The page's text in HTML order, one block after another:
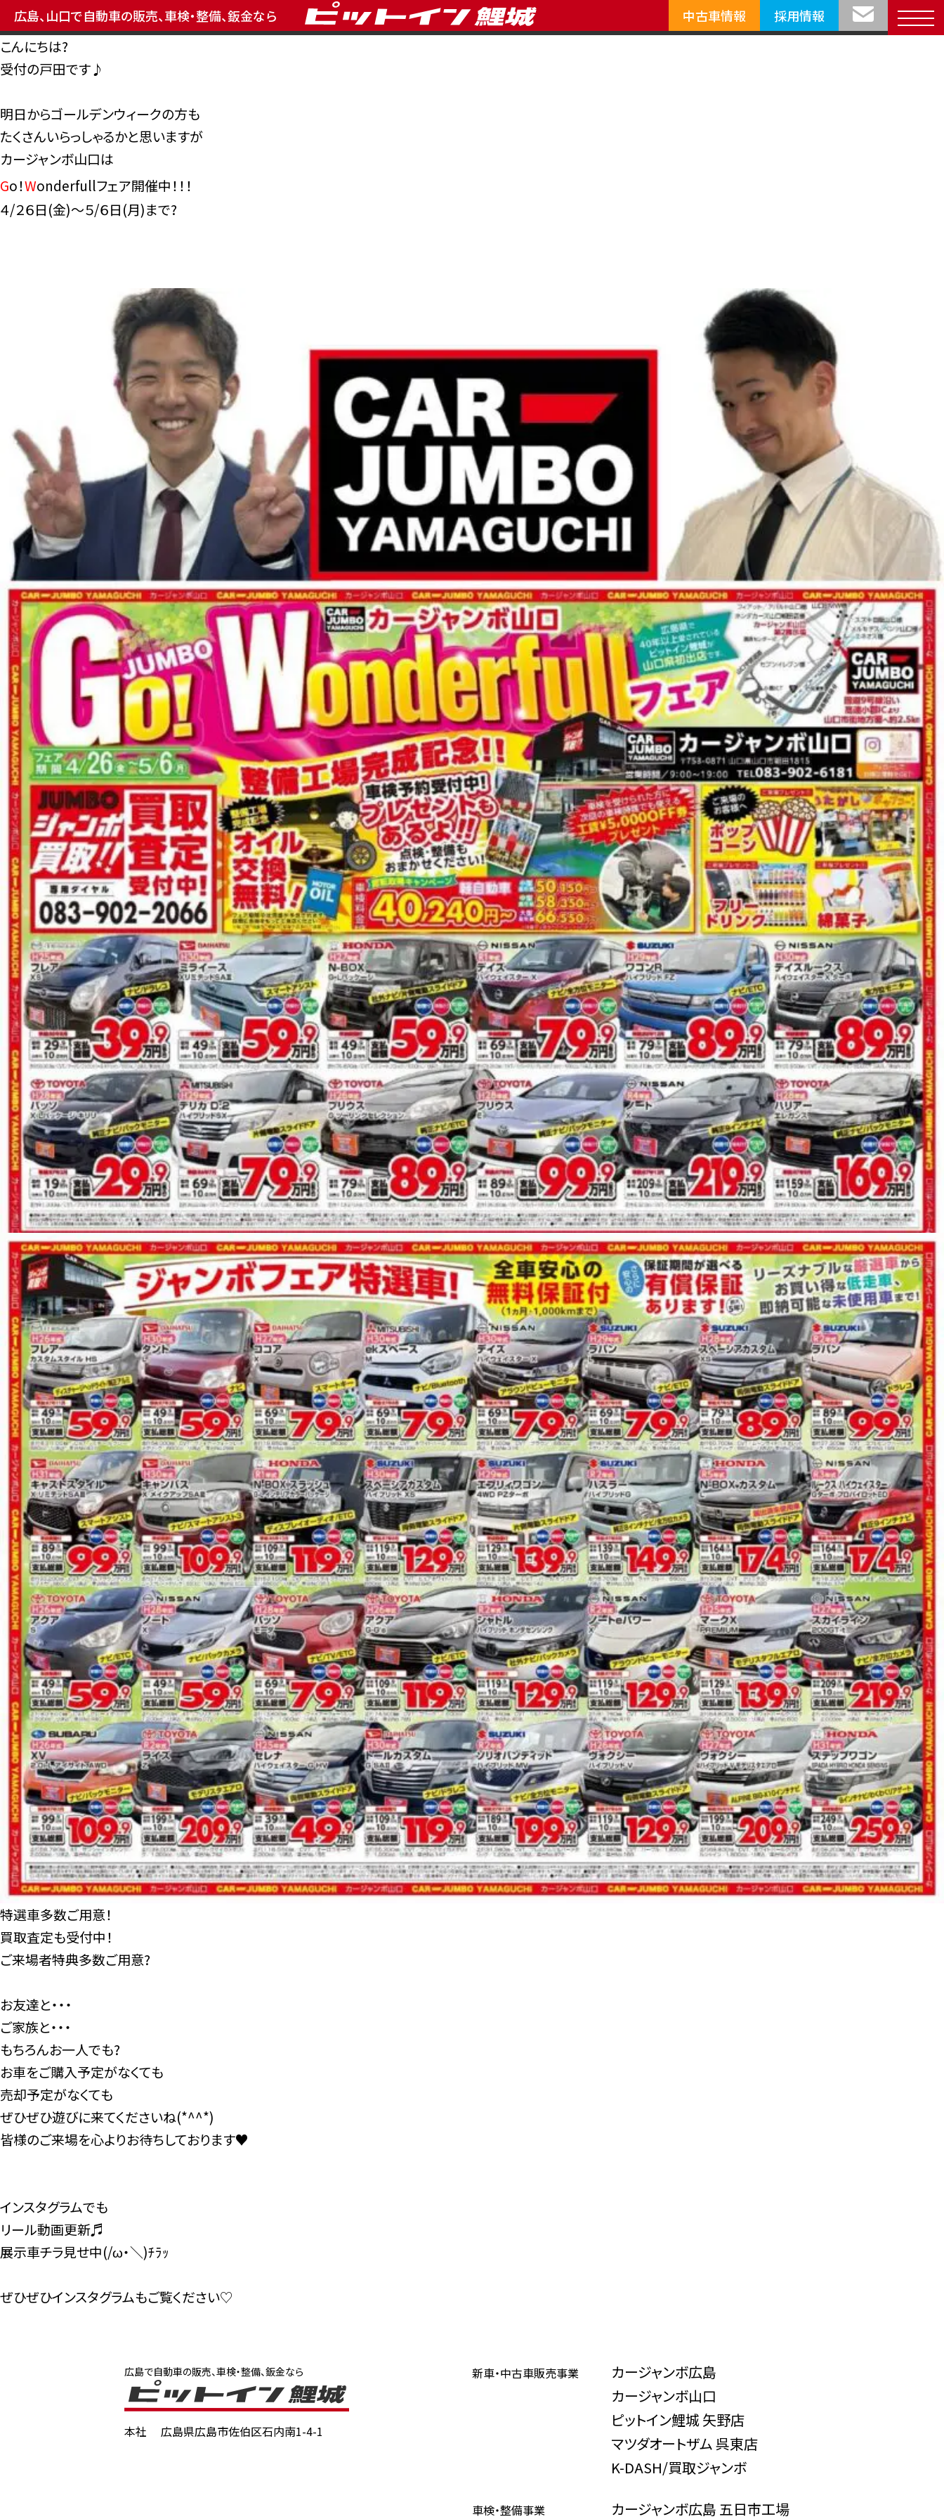
広島、山口で自動車の販売、車検・整備、鈑金なら 中古車情報 採用情報
こんにちは?
受付の戸田です♪
明日からゴールデンウィークの方も
たくさんいらっしゃるかと思いますが
カージャンボ山口は
Go！Wonderfullフェア開催中！！！
４/２６日(金)～５/６日(月)まで?
特選車多数ご用意！
買取査定も受付中！
ご来場者特典多数ご用意?
お友達と・・・
ご家族と・・・
もちろんお一人でも?
お車をご購入予定がなくても
売却予定がなくても
ぜひぜひ遊びに来てくださいね(*^^*)
皆様のご来場を心よりお待ちしております♥
インスタグラムでも
リール動画更新♬
展示車チラ見せ中(/ω・＼)ﾁﾗｯ
ぜひぜひインスタグラムもご覧ください♡
広島で自動車の販売、車検・整備、鈑金なら
本社 広島県広島市佐伯区石内南1-4-1
新車・中古車販売事業
カージャンボ広島
カージャンボ山口
ピットイン鯉城 矢野店
マツダオートザム 呉東店
K-DASH/買取ジャンボ
車検・整備事業 カージャンボ広島 五日市工場